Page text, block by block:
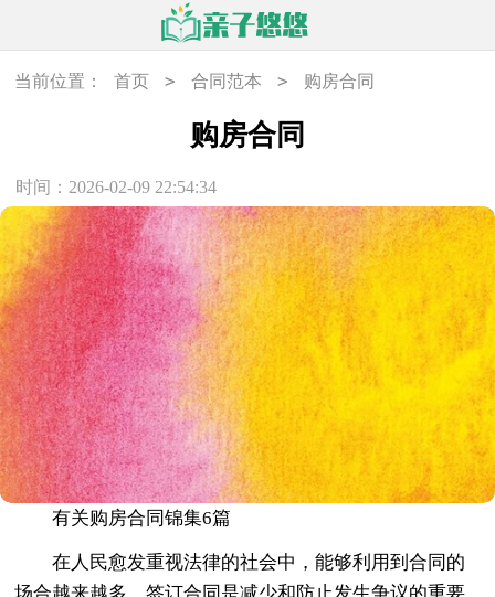
当前位置： 首页 > 合同范本 > 购房合同
购房合同
时间：2026-02-09 22:54:34
有关购房合同锦集6篇
在人民愈发重视法律的社会中，能够利用到合同的
场合越来越多，签订合同是减少和防止发生争议的重要